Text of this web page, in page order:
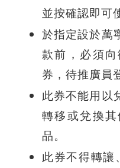
並按確認即可
於指定設於萬
款前 ， 必須向
券，待推廣員
此券不能用以
轉移或兌換
品。
此券不得轉讓